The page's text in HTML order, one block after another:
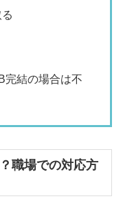
完結の場合は不
職場での対応方